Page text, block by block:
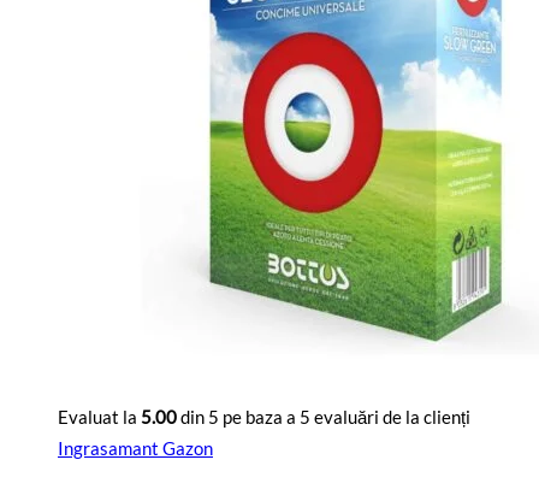
Evaluat la 5.00din 5 pe baza a 5 evaluări de la clienți
Ingrasamant Gazon